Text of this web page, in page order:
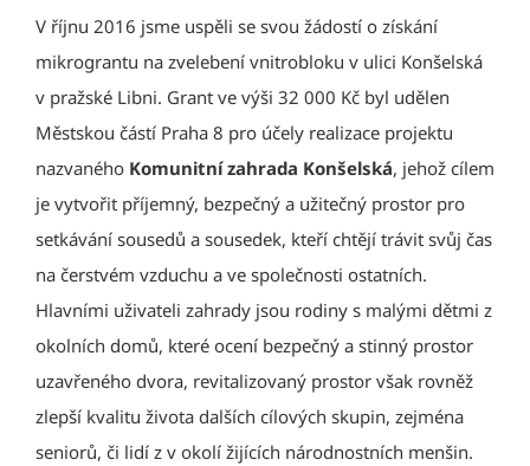
V říjnu 2016 jsme uspěli se svou žádostí o získání
mikrograntu na zvelebení vnitrobloku v ulici Konšelská
v pražské Libni. Grant ve výši 32 000 Kč byl udělen
Městskou částí Praha 8 pro účely realizace projektu
nazvaného Komunitní zahrada Konšelská, jehož cílem
je vytvořit příjemný, bezpečný a užitečný prostor pro
setkávání sousedů a sousedek, kteří chtějí trávit svůj čas
na čerstvém vzduchu a ve společnosti ostatních.
Hlavními uživateli zahrady jsou rodiny s malými dětmi z
okolních domů, které ocení bezpečný a stinný prostor
uzavřeného dvora, revitalizovaný prostor však rovněž
zlepší kvalitu života dalších cílových skupin, zejména
seniorů, či lidí z v okolí žijících národnostních menšin.